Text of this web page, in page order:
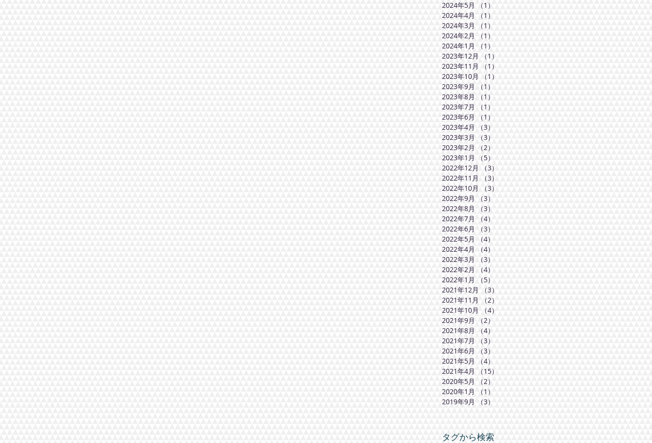
2024年5月
（1）
2024年4月
（1）
2024年3月
（1）
2024年2月
（1）
2024年1月
（1）
2023年12月
（1）
2023年11月
（1）
2023年10月
（1）
2023年9月
（1）
2023年8月
（1）
2023年7月
（1）
2023年6月
（1）
2023年4月
（3）
2023年3月
（3）
2023年2月
（2）
2023年1月
（5）
2022年12月
（3）
2022年11月
（3）
2022年10月
（3）
2022年9月
（3）
2022年8月
（3）
2022年7月
（4）
2022年6月
（3）
2022年5月
（4）
2022年4月
（4）
2022年3月
（3）
2022年2月
（4）
2022年1月
（5）
2021年12月
（3）
2021年11月
（2）
2021年10月
（4）
2021年9月
（2）
2021年8月
（4）
2021年7月
（3）
2021年6月
（3）
2021年5月
（4）
2021年4月
（15）
2020年5月
（2）
2020年1月
（1）
2019年9月
（3）
タグから検索